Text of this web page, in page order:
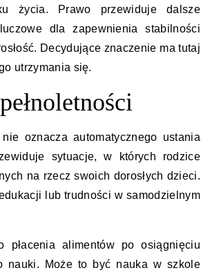
życia. Prawo przewiduje dalsze
dla zapewnienia stabilności
Decydujące znaczenie ma tutaj
utrzymania się.
oznacza automatycznego ustania
sytuacje, w których rodzice
na rzecz swoich dorosłych dzieci.
lub trudności w samodzielnym
płacenia alimentów po osiągnięciu
nauki. Może to być nauka w szkole